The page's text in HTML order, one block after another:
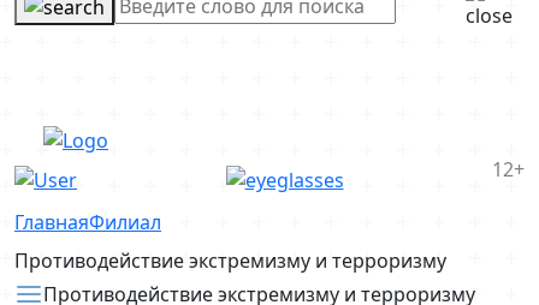
12+
ГлавнаяФилиал
Противодействие экстремизму и терроризму
Противодействие экстремизму и терроризму